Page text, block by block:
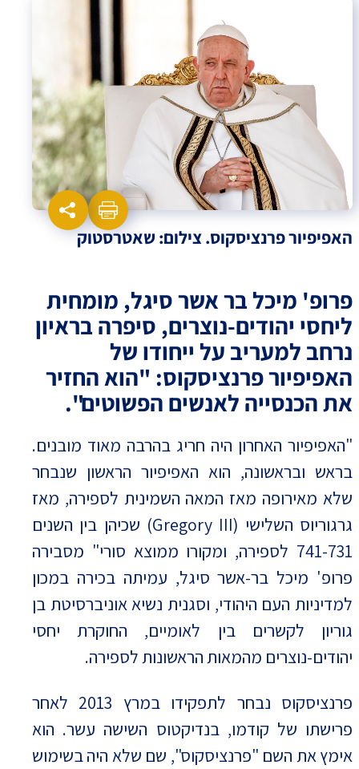
האפיפיור פרנציסקוס. צילום: שאטרסטוק
פרופ' מיכל בר אשר סיגל, מומחית
ליחסי יהודים-נוצרים, סיפרה בראיון
נרחב למעריב על ייחודו של
האפיפיור פרנציסקוס: "הוא החזיר
את הכנסייה לאנשים הפשוטים".
"האפיפיור האחרון היה חריג בהרבה מאוד מובנים.
בראש ובראשונה, הוא האפיפיור הראשון שנבחר
שלא מאירופה מאז המאה השמינית לספירה, מאז
גרגוריוס השלישי (Gregory III) שכיהן בין השנים
741-731 לספירה, ומקורו ממוצא סורי" מסבירה
פרופ' מיכל בר-אשר סיגל, עמיתה בכירה במכון
למדיניות העם היהודי, וסגנית נשיא אוניברסיטת בן
גוריון לקשרים בין לאומיים, החוקרת יחסי
יהודים-נוצרים מהמאות הראשונות לספירה.
פרנציסקוס נבחר לתפקידו במרץ 2013 לאחר
פרישתו של קודמו, בנדיקטוס השישה עשר. הוא
אימץ את השם "פרנציסקוס", שם שלא היה בשימוש